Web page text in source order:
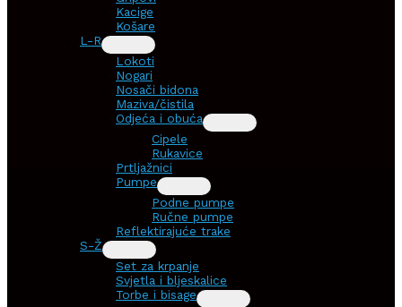
Kacige
Košare
L-R
Lokoti
Nogari
Nosači bidona
Maziva/čistila
Odjeća i obuća
Cipele
Rukavice
Prtljažnici
Pumpe
Podne pumpe
Ručne pumpe
Reflektirajuće trake
S-Ž
Set za krpanje
Svjetla i bljeskalice
Torbe i bisage